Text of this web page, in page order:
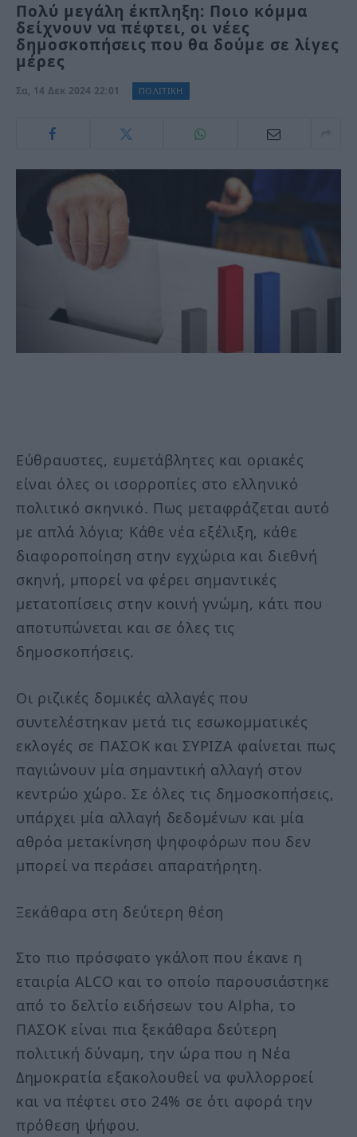
Πολύ μεγάλη έκπληξη: Ποιο κόμμα
δείχνουν να πέφτει, οι νέες
δημοσκοπήσεις που θα δούμε σε λίγες
μέρες
Σα, 14 Δεκ 2024 22:01 ΠΟΛΙΤΙΚΗ
Εύθραυστες, ευμετάβλητες και οριακές
είναι όλες οι ισορροπίες στο ελληνικό
πολιτικό σκηνικό. Πως μεταφράζεται αυτό
με απλά λόγια; Κάθε νέα εξέλιξη, κάθε
διαφοροποίηση στην εγχώρια και διεθνή
σκηνή, μπορεί να φέρει σημαντικές
μετατοπίσεις στην κοινή γνώμη, κάτι που
αποτυπώνεται και σε όλες τις
δημοσκοπήσεις.
Οι ριζικές δομικές αλλαγές που
συντελέστηκαν μετά τις εσωκομματικές
εκλογές σε ΠΑΣΟΚ και ΣΥΡΙΖΑ φαίνεται πως
παγιώνουν μία σημαντική αλλαγή στον
κεντρώο χώρο. Σε όλες τις δημοσκοπήσεις,
υπάρχει μία αλλαγή δεδομένων και μία
αθρόα μετακίνηση ψηφοφόρων που δεν
μπορεί να περάσει απαρατήρητη.
Ξεκάθαρα στη δεύτερη θέση
Στο πιο πρόσφατο γκάλοπ που έκανε η
εταιρία ALCO και το οποίο παρουσιάστηκε
από το δελτίο ειδήσεων του Alpha, το
ΠΑΣΟΚ είναι πια ξεκάθαρα δεύτερη
πολιτική δύναμη, την ώρα που η Νέα
Δημοκρατία εξακολουθεί να φυλλορροεί
και να πέφτει στο 24% σε ότι αφορά την
πρόθεση ψήφου.